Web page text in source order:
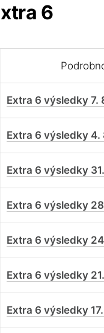
6
Extra 6 výsledky 7.
Extra 6 výsledky 4.
Extra 6 výsledky
Extra 6 výsledky
Extra 6 výsledky
Extra 6 výsledky
Extra 6 výsledky